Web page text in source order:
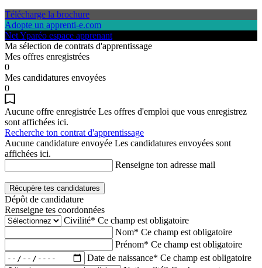
Télécharge la brochure
Adopte un apprenti-e.com
Net Yparéo espace apprenant
Ma sélection de contrats d'apprentissage
Mes offres enregistrées
0
Mes candidatures envoyées
0
Aucune offre enregistrée Les offres d'emploi que vous enregistrez
sont affichées ici.
Recherche ton contrat d'apprentissage
Aucune candidature envoyée Les candidatures envoyées sont
affichées ici.
Renseigne ton adresse mail
Récupère tes candidatures
Dépôt de candidature
Renseigne tes coordonnées
Civilité* Ce champ est obligatoire
Nom* Ce champ est obligatoire
Prénom* Ce champ est obligatoire
Date de naissance* Ce champ est obligatoire